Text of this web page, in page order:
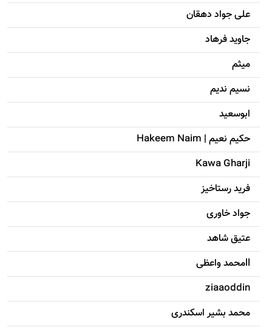
علی جواد دهقان
جاويد فرهاد
میثم
نسیم ندیم
ابوسعيد
حکيم نعيم | Hakeem Naim
Kawa Gharji
فرید رستاخیز
جواد خاوری
عتیق شاهد
llمحمد واعظی
ziaaoddin
محمد بشیر اسکندری